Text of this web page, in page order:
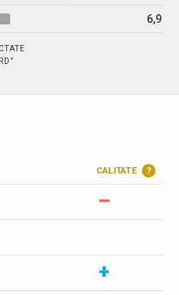
6,9
CALITATE ?
–
+